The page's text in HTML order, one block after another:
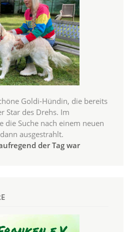
Goldi-Hündin, die bereits
Star des Drehs. Im
die Suche nach einem neuen
ausgestrahlt.
der Tag war